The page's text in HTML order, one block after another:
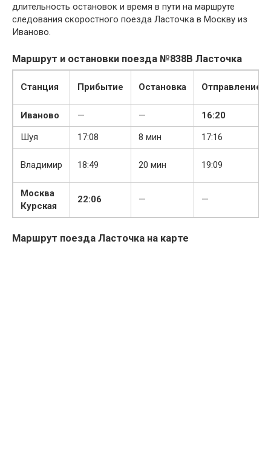
длительность остановок и время в пути на маршруте
следования скоростного поезда Ласточка в Москву из
Иваново.
Маршрут и остановки поезда №838В Ласточка
Станция Прибытие Остановка Отправление
Иваново — —
16:20
Шуя
17:08 8 мин 17:16
Владимир 18:49 20 мин 19:09
Москва
Курская
22:06 — —
Маршрут поезда Ласточка на карте